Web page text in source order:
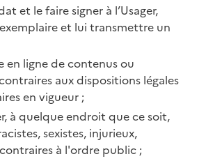
et le faire signer à l’Usager,
et lui transmettre un
en ligne de contenus ou
aux dispositions légales
en vigueur ;
à quelque endroit que ce soit,
sexistes, injurieux,
à l'ordre public ;